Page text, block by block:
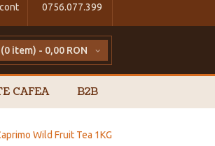
0756.077.399
(0 item) - 0,00 RON
CAFEA B2B
Wild Fruit Tea 1KG